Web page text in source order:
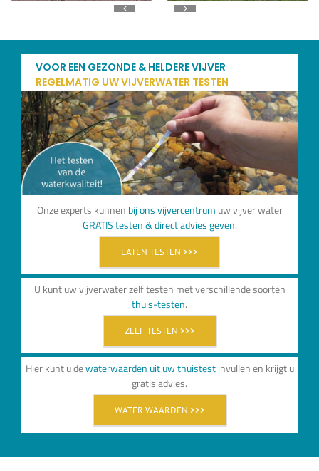
VOOR EEN GEZONDE & HELDERE VIJVER
REGELMATIG UW VIJVERWATER TESTEN
Onze experts kunnen bij ons vijvercentrum uw vijver water
GRATIS testen & direct advies geven.
LATEN TESTEN >>>
U kunt uw vijverwater zelf testen met verschillende soorten
thuis-testen.
ZELF TESTEN >>>
Hier kunt u dewaterwaarden uit uw thuistestinvullen en krijgt u
gratis advies.
WATER WAARDEN >>>